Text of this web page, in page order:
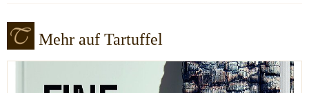
Mehr auf Tartuffel